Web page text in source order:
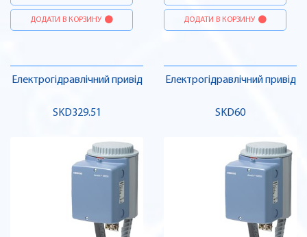
ДОДАТИ В КОРЗИНУ ДОДАТИ В КОРЗИНУ
Електрогідравлічний привід
SKD329.51
Електрогідравлічний привід
SKD60